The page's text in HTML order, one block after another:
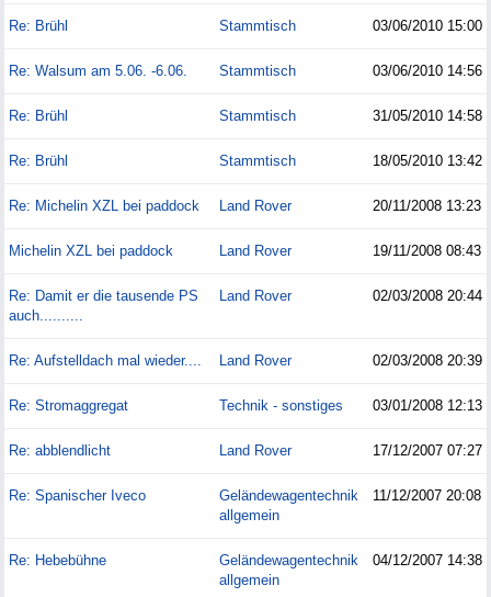
Re: Brühl Stammtisch 03/06/2010 15:00
Re: Walsum am 5.06. -6.06. Stammtisch 03/06/2010 14:56
Re: Brühl Stammtisch 31/05/2010 14:58
Re: Brühl Stammtisch 18/05/2010 13:42
Re: Michelin XZL bei paddock Land Rover 20/11/2008 13:23
Michelin XZL bei paddock Land Rover 19/11/2008 08:43
Re: Damit er die tausende PS
auch..........
Land Rover 02/03/2008 20:44
Re: Aufstelldach mal wieder.... Land Rover 02/03/2008 20:39
Re: Stromaggregat Technik - sonstiges 03/01/2008 12:13
Re: abblendlicht Land Rover 17/12/2007 07:27
Re: Spanischer Iveco
Geländewagentechnik
allgemein
11/12/2007 20:08
Re: Hebebühne
Geländewagentechnik
allgemein
04/12/2007 14:38